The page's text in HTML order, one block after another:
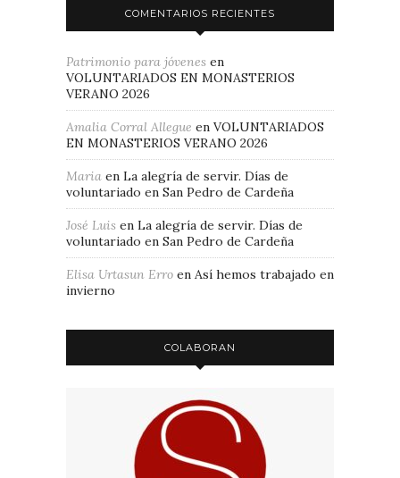
COMENTARIOS RECIENTES
Patrimonio para jóvenes en
VOLUNTARIADOS EN MONASTERIOS
VERANO 2026
Amalia Corral Allegue en VOLUNTARIADOS
EN MONASTERIOS VERANO 2026
Maria en La alegría de servir. Días de
voluntariado en San Pedro de Cardeña
José Luis en La alegría de servir. Días de
voluntariado en San Pedro de Cardeña
Elisa Urtasun Erro en Así hemos trabajado en
invierno
COLABORAN